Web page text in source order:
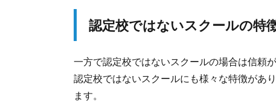
認定校ではないスクールの特
一方で認定校ではないスクールの場合は信頼
認定校ではないスクールにも様々な特徴があ
ます。